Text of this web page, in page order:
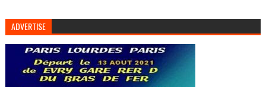
ADVERTISE